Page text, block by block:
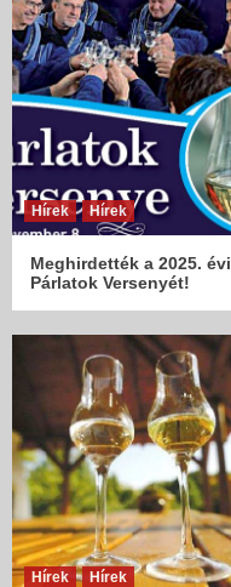
Hírek Hírek
Meghirdették a 2025. évi
Párlatok Versenyét!
Hírek Hírek